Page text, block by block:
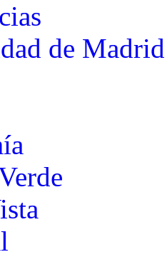
de Madrid